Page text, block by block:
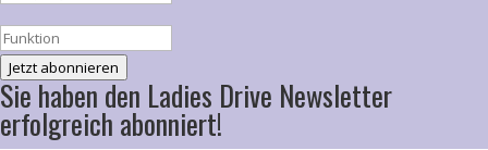
Jetzt abonnieren
Sie haben den Ladies Drive Newsletter
erfolgreich abonniert!